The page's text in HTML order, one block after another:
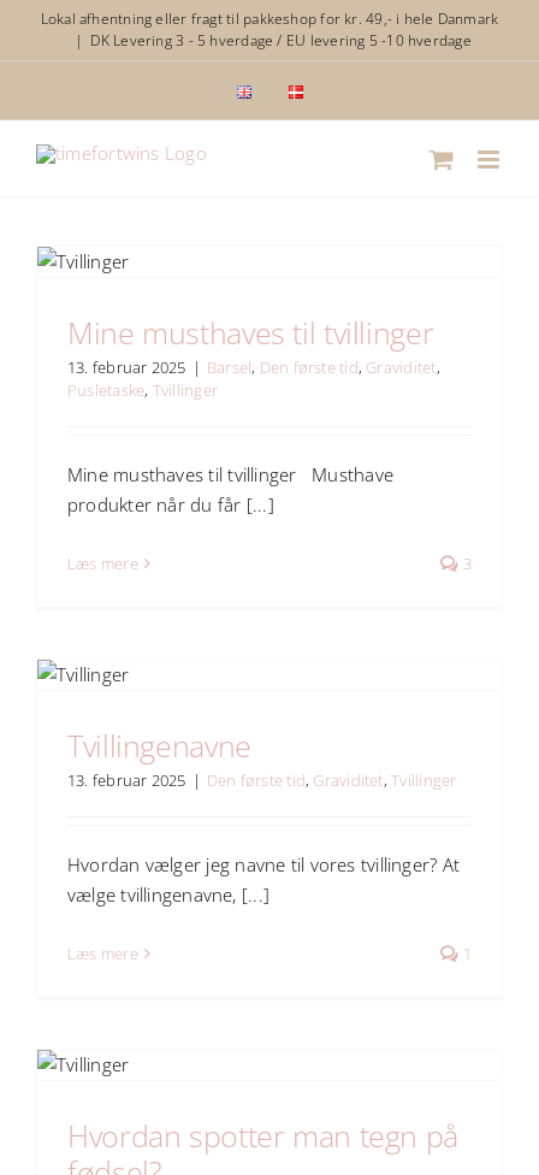
Lokal afhentning eller fragt til pakkeshop for kr. 49,- i hele Danmark
| DK Levering 3 - 5 hverdage / EU levering 5 -10 hverdage
Mine musthaves til tvillinger
13. februar 2025 | Barsel, Den første tid, Graviditet,
Pusletaske, Tvillinger
Mine musthaves til tvillinger Musthave
produkter når du får [...]
Læs mere 3
Tvillingenavne
13. februar 2025 | Den første tid, Graviditet,Tvillinger
Hvordan vælger jeg navne til vores tvillinger? At
vælge tvillingenavne, [...]
Læs mere 1
Hvordan spotter man tegn på